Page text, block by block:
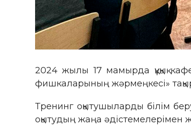
2024 жылы 17 мамырда құқық
фишкаларының жәрмеңкесі»
Тренинг оқытушыларды білім
оқытудың жаңа әдістемелерімен